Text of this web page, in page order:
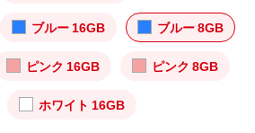
ブルー 16GB ブルー 8GB
ピンク 16GB ピンク 8GB
ホワイト 16GB